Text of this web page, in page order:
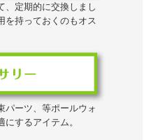
、定期的に交換しまし
を持っておくのもオス
パーツ、等ポールウォ
するアイテム。